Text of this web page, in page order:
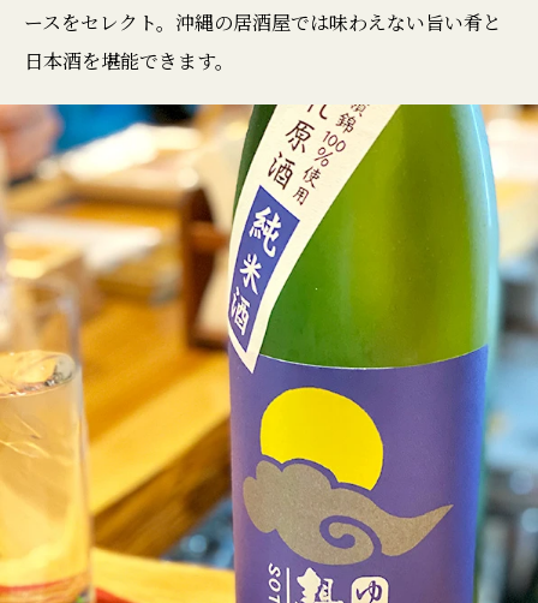
ースをセレクト。沖縄の居酒屋では味わえない旨い肴と
日本酒を堪能できます。